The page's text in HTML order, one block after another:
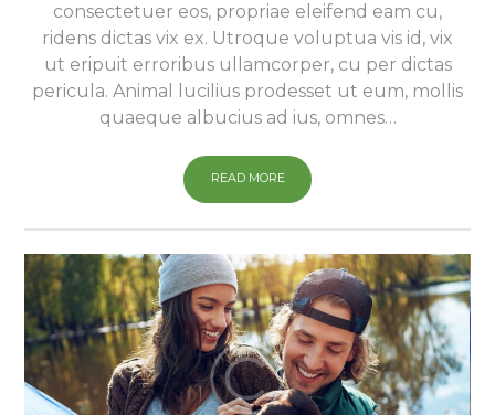
consectetuer eos, propriae eleifend eam cu,
ridens dictas vix ex. Utroque voluptua vis id, vix
ut eripuit erroribus ullamcorper, cu per dictas
pericula. Animal lucilius prodesset ut eum, mollis
quaeque albucius ad ius, omnes…
READ MORE